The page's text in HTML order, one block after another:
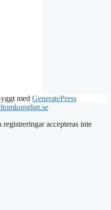
med GeneratePress
accepteras inte